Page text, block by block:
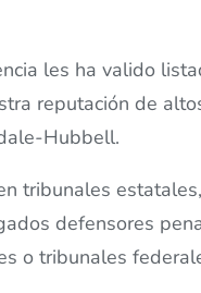
les ha valido
reputación de
Hubbell.
tribunales
defensores
o tribunales